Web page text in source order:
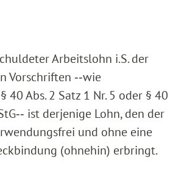
Arbeitslohn i.S. der
Vorschriften ‑‑wie
40 Abs. 2 Satz 1 Nr. 5 oder § 40
ist derjenige Lohn, den der
und ohne eine
(ohnehin) erbringt.